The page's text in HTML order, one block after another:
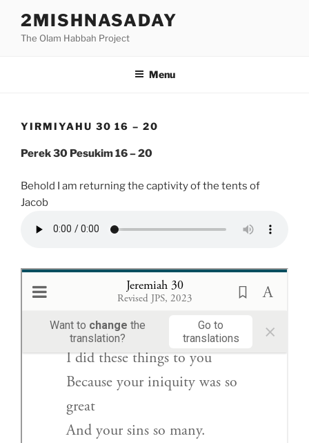
content
2MISHNASADAY
The Olam Habbah Project
Menu
YIRMIYAHU 30 16 – 20
Perek 30 Pesukim 16 – 20
Behold I am returning the captivity of the tents of
Jacob